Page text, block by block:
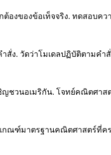
องของข้อเท็จจริง. ทดสอบคว
สั่ง. วัดว่าโมเดลปฏิบัติตามคำ
ญชวนอเมริกัน. โจทย์คณิตศาส
เกณฑ์มาตรฐานคณิตศาสตร์ที่